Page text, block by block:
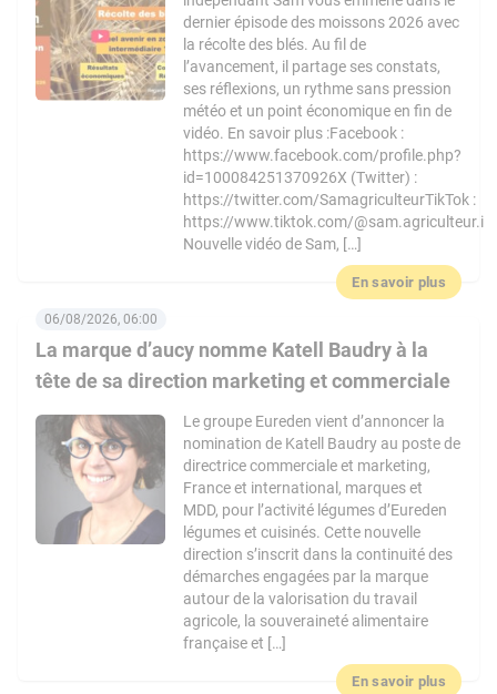
dernier épisode des moissons 2026 avec
la récolte des blés. Au fil de
l’avancement, il partage ses constats,
ses réflexions, un rythme sans pression
météo et un point économique en fin de
vidéo. En savoir plus :Facebook :
https://www.facebook.com/profile.php?
id=100084251370926X (Twitter) :
https://twitter.com/SamagriculteurTikTok :
https://www.tiktok.com/@sam.agriculteur.i
Nouvelle vidéo de Sam, […]
En savoir plus
La marque d’aucy nomme Katell Baudry à la
tête de sa direction marketing et commerciale
06/08/2026, 06:00
Le groupe Eureden vient d’annoncer la
nomination de Katell Baudry au poste de
directrice commerciale et marketing,
France et international, marques et
MDD, pour l’activité légumes d’Eureden
légumes et cuisinés. Cette nouvelle
direction s’inscrit dans la continuité des
démarches engagées par la marque
autour de la valorisation du travail
agricole, la souveraineté alimentaire
française et […]
En savoir plus